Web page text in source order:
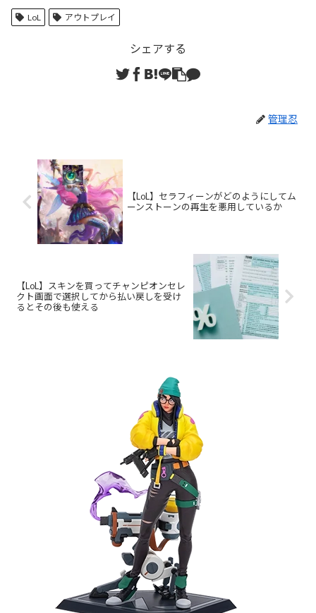
LoL アウトプレイ
シェアする
管理忍
【LoL】セラフィーンがどのようにしてム
ーンストーンの再生を悪用しているか
【LoL】スキンを買ってチャンピオンセレ
クト画面で選択してから払い戻しを受け
るとその後も使える